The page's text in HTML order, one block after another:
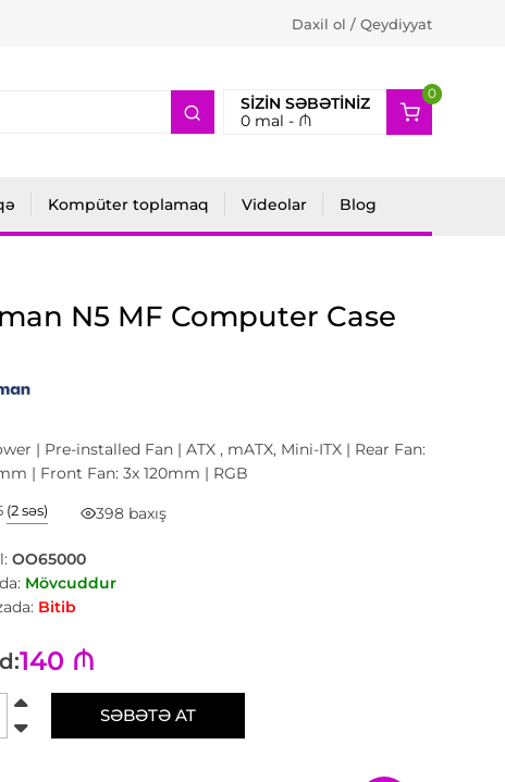
Daxil ol / Qeydiyyat
SIZIN SƏBƏTINIZ
0mal - ₼
0
2
Kompüter toplamaq Videolar Blog
N5 MF Computer Case
| Pre-installed Fan | ATX , mATX, Mini-ITX | Rear Fan:
| Front Fan: 3x 120mm | RGB
(2 səs) 398 baxış
OO65000
Mövcuddur
Bitib
140 ₼
SƏBƏTƏ AT